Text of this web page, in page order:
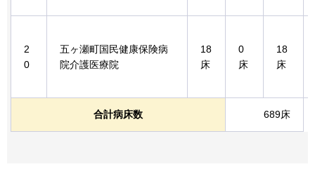
2
0
五ヶ瀬町国民健康保険病
院介護医療院
18
床
0
床
18
床
合計病床数 689床